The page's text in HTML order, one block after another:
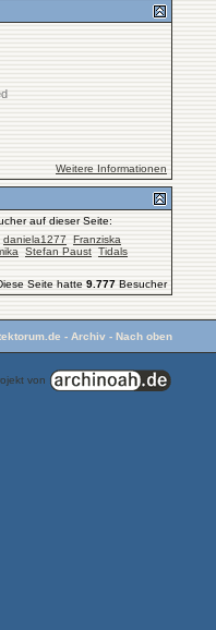
Weitere Informationen
auf dieser Seite:
daniela1277
Franziska
Stefan Paust Tidals
Seite hatte 9.777 Besucher
- Archiv - Nach oben
von